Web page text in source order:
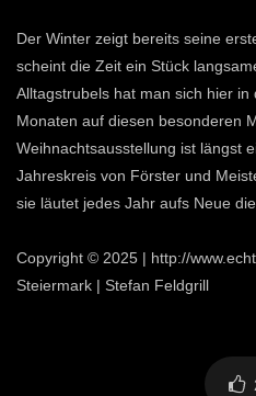
Der Winter zeigt bereits seine
scheint die Zeit ein Stück
Alltagstrubels hat man sich hier
Monaten auf diesen besonderen
Weihnachtsausstellung ist längst
Jahreskreis von Förster und
sie läutet jedes Jahr aufs Neue
Copyright © 2025 | http://
Steiermark | Stefan Feldgrill